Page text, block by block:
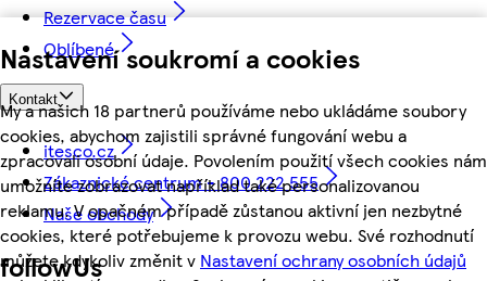
Nastavení soukromí a cookies
My a našich 18 partnerů používáme nebo ukládáme soubory
cookies, abychom zajistili správné fungování webu a
zpracovali osobní údaje. Povolením použití všech cookies nám
umožníte zobrazovat například také personalizovanou
reklamu. V opačném případě zůstanou aktivní jen nezbytné
cookies, které potřebujeme k provozu webu. Své rozhodnutí
můžete kdykoliv změnit v Nastavení ochrany osobních údajů
Rezervace času
Oblíbené
Kontakt
itesco.cz
Zákaznické centrum - 800 222 555
Naše obchody
followUs